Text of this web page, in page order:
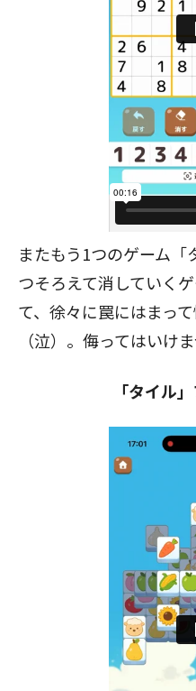
またもう1つのゲーム
つそろえて消していく
て、徐々に罠にはまっ
（泣）。侮ってはいけま
「タイル